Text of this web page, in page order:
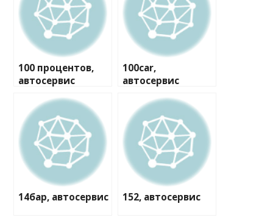
100 процентов,
автосервис
100car,
автосервис
14бар, автосервис 152, автосервис